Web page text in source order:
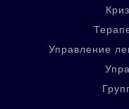
Управление